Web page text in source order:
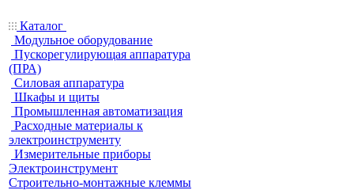
Каталог
Модульное оборудование
Пускорегулирующая аппаратура
(ПРА)
Силовая аппаратура
Шкафы и щиты
Промышленная автоматизация
Расходные материалы к
электроинструменту
Измерительные приборы
Электроинструмент
Строительно-монтажные клеммы